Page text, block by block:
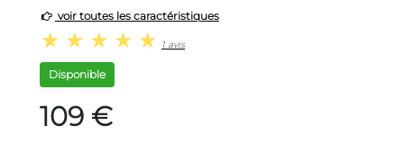
voir toutes les caractéristiques
1 avis
Disponible
109 €